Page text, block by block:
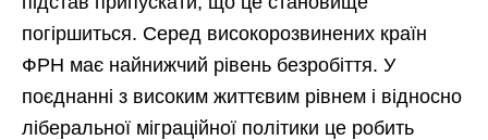
погіршиться. Серед високорозвинених країн
ФРН має найнижчий рівень безробіття. У
поєднанні з високим життєвим рівнем і відносно
ліберальної міграційної політики це робить